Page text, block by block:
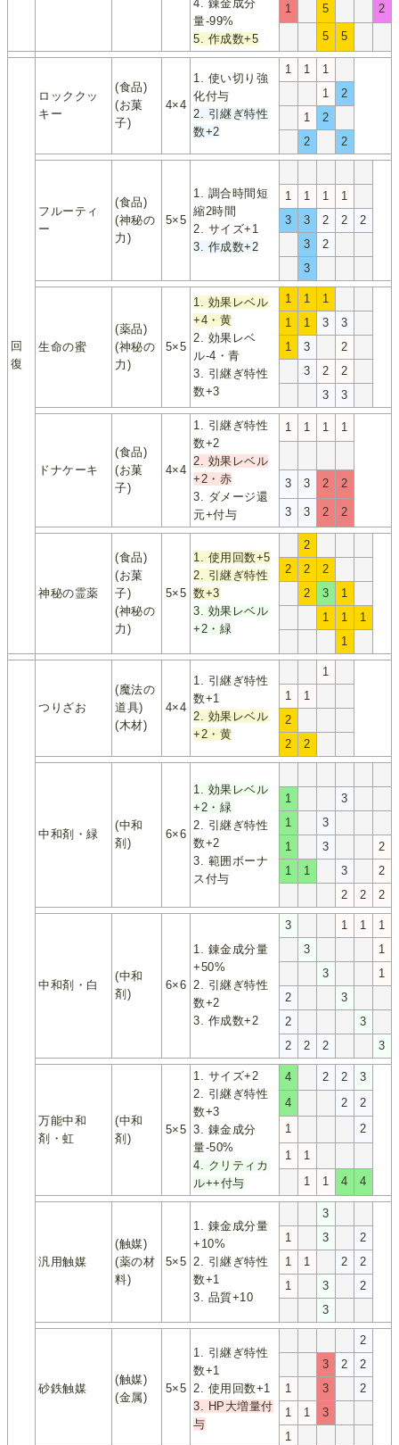
4. 錬金成分
量-99%
5. 作成数+5
1 5 2
5 5
回
復
ロッククッ
キー
(食品)
(お菓
子)
4×4
1. 使い切り強
化付与
2. 引継ぎ特性
数+2
1 1
1
1
2
1
2
2
2
フルーティ
ー
(食品)
(神秘の
力)
5×5
1. 調合時間短
縮2時間
2. サイズ+1
3. 作成数+2
1 1 1
1
3
3 2 2
2
3
2
3
生命の蜜
(薬品)
(神秘の
力)
5×5
1. 効果レベル
+4・黄
2. 効果レベ
ル-4・青
3. 引継ぎ特性
数+3
1 1
1
1
1 3
3
1
3
2
3
2
2
3
3
ドナケーキ
(食品)
(お菓
子)
4×4
1. 引継ぎ特性
数+2
2. 効果レベル
+2・赤
3. ダメージ還
元+付与
1 1 1 1
3 3 2 2
3 3 2 2
神秘の霊薬
(食品)
(お菓
子)
(神秘の
力)
5×5
1. 使用回数+5
2. 引継ぎ特性
数+3
3. 効果レベル
+2・緑
2
2
2
2
2
3
1
1
1
1
1
つりざお
(魔法の
道具)
(木材)
4×4
1. 引継ぎ特性
数+1
2. 効果レベル
+2・黄
1
1
1
2
2
2
中和剤・緑
(中和
剤)
6×6
1. 効果レベル
+2・緑
2. 引継ぎ特性
数+2
3. 範囲ボーナ
ス付与
1
3
1
3
1
3
2
1
1 3
2
2
2 2
中和剤・白
(中和
剤)
6×6
1. 錬金成分量
+50%
2. 引継ぎ特性
数+2
3. 作成数+2
3 1 1
1
3
1
3
1
2
3
2
3
2
2 2 3
万能中和
剤・虹
(中和
剤)
5×5
1. サイズ+2
2. 引継ぎ特性
数+3
3. 錬金成分
量-50%
4. クリティカ
ル++付与
4 2 2
3
4
2
2
1
2
1
1
1
1 4 4
汎用触媒
(触媒)
(薬の材
料)
5×5
1. 錬金成分量
+10%
2. 引継ぎ特性
数+1
3. 品質+10
3
1
3
2
1
1 2
2
1
3
2
3
砂鉄触媒
(触媒)
(金属)
5×5
1. 引継ぎ特性
数+1
2. 使用回数+1
3. HP大増量付
与
2
3
2
2
1
3
2
1
1
3
1